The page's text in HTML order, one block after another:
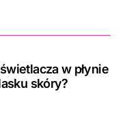
w płynie
skóry?